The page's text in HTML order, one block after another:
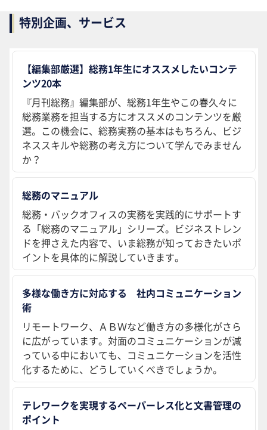
特別企画、サービス
【編集部厳選】総務1年生にオススメしたいコンテ
ンツ20本
『月刊総務』編集部が、総務1年生やこの春久々に
総務業務を担当する方にオススメのコンテンツを厳
選。この機会に、総務実務の基本はもちろん、ビジ
ネススキルや総務の考え方について学んでみません
か？
総務のマニュアル
総務・バックオフィスの実務を実践的にサポートす
る「総務のマニュアル」シリーズ。ビジネストレン
ドを押さえた内容で、いま総務が知っておきたいポ
イントを具体的に解説していきます。
多様な働き方に対応する 社内コミュニケーション
術
リモートワーク、ＡＢＷなど働き方の多様化がさら
に広がっています。対面のコミュニケーションが減
っている中においても、コミュニケーションを活性
化するために、どうしていくべきでしょうか。
テレワークを実現するペーパーレス化と文書管理の
ポイント